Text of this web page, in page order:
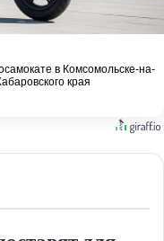
в Комсомольске-на-
края